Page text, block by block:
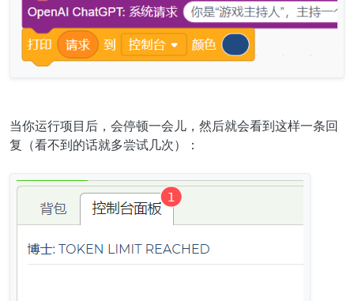
当你运行项目后，会停顿一会儿，然后就会看到这样一条回
复（看不到的话就多尝试几次）：